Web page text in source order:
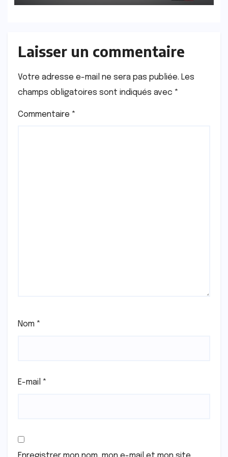
Laisser un commentaire
Votre adresse e-mail ne sera pas publiée. Les
champs obligatoires sont indiqués avec *
Commentaire *
Nom *
E-mail *